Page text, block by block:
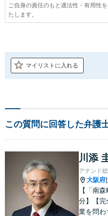
ご自身の責任のもと適法性・有用性
たします。
マイリストに入れる
この質問に回答した弁護
川添
アテンド
大阪府
【「南
分】【完
業を問わ